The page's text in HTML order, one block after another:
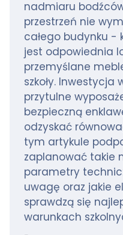
nadmiaru
przestrzeń nie
całego budynku -
jest odpowiednia
przemyślane
szkoły. Inwestycja
przytulne
bezpieczną
odzyskać
tym artykule
zaplanować takie
parametry
uwagę oraz jakie
sprawdzą się
warunkach